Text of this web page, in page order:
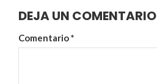
DEJA UN COMENTARIO
Comentario*